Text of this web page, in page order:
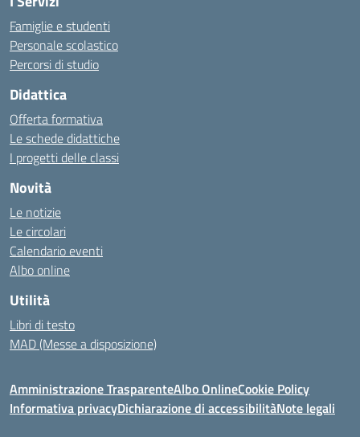
Famiglie e studenti
Personale scolastico
Percorsi di studio
Didattica
Offerta formativa
Le schede didattiche
I progetti delle classi
Novità
Le notizie
Le circolari
Calendario eventi
Albo online
Utilità
Libri di testo
MAD (Messe a disposizione)
Amministrazione TrasparenteAlbo OnlineCookie Policy
Informativa privacyDichiarazione di accessibilitàNote legali